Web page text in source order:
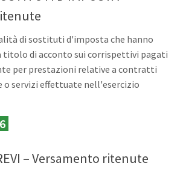
di sostituti d'imposta che hanno
di acconto sui corrispettivi pagati
per prestazioni relative a contratti
o servizi effettuate nell'esercizio
– Versamento ritenute